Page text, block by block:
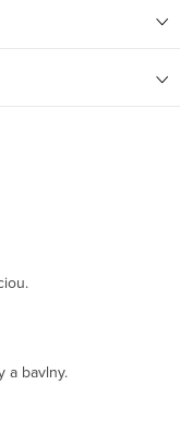
a bavlny.